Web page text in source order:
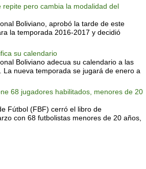
repite pero cambia la modalidad del
Boliviano, aprobó la tarde de este
la temporada 2016-2017 y decidió
su calendario
Boliviano adecua su calendario a las
La nueva temporada se jugará de enero a
68 jugadores habilitados, menores de 20
Fútbol (FBF) cerró el libro de
con 68 futbolistas menores de 20 años,